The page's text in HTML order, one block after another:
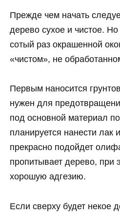
Прежде чем начать
дерево сухое и чистое.
сотый раз окрашенной
«чистом», не
Первым наносится
нужен для
под основной материал
планируется нанести лак
прекрасно подойдет
пропитывает дерево, при
хорошую адгезию.
Если сверху будет некое